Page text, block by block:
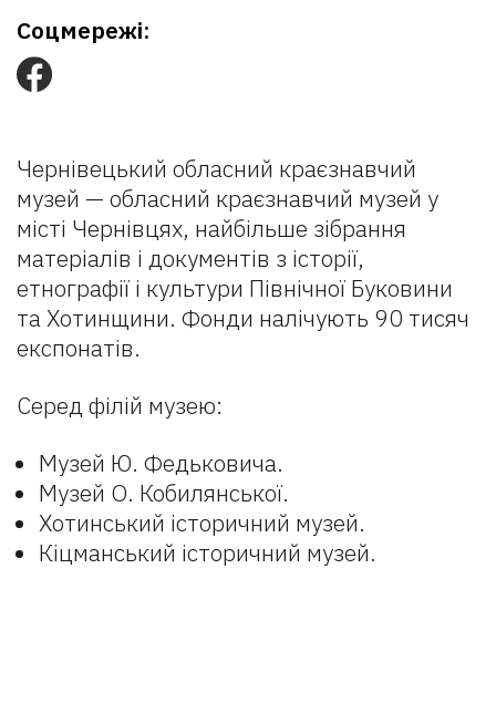
Чернівецький обласний краєзнавчий
музей — обласний краєзнавчий музей у
місті Чернівцях, найбільше зібрання
матеріалів і документів з історії,
етнографії і культури Північної Буковини
та Хотинщини. Фонди налічують 90 тисяч
експонатів.
Серед філій музею:
Музей Ю. Федьковича.
Музей О. Кобилянської.
Хотинський історичний музей.
Кіцманський історичний музей.
Соцмережі: